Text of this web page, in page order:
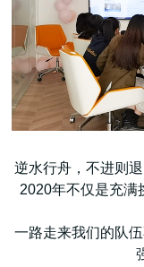
逆水行舟，不进则
2020年不仅是充满
一路走来我们的队